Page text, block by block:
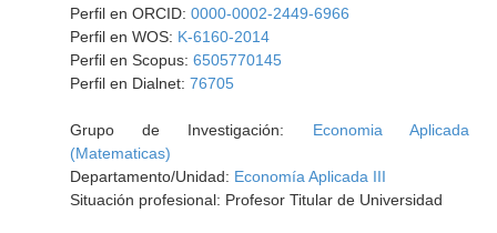
Perfil en ORCID: 0000-0002-2449-6966
Perfil en WOS: K-6160-2014
Perfil en Scopus: 6505770145
Perfil en Dialnet: 76705
Grupo de Investigación: Economia Aplicada
(Matematicas)
Departamento/Unidad: Economía Aplicada III
Situación profesional: Profesor Titular de Universidad